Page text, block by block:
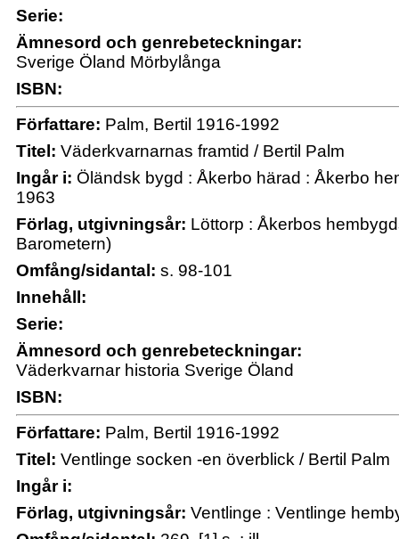
Serie:
Ämnesord och genrebeteckningar:
Sverige Öland Mörbylånga
ISBN:
Författare: Palm, Bertil 1916-1992
Titel: Väderkvarnarnas framtid / Bertil Palm
Ingår i: Öländsk bygd : Åkerbo härad : Åkerbo
1963
Förlag, utgivningsår: Löttorp : Åkerbos
Barometern)
Omfång/sidantal: s. 98-101
Innehåll:
Serie:
Ämnesord och genrebeteckningar:
Väderkvarnar historia Sverige Öland
ISBN:
Författare: Palm, Bertil 1916-1992
Titel: Ventlinge socken -en överblick / Bertil Palm
Ingår i:
Förlag, utgivningsår: Ventlinge : Ventlinge